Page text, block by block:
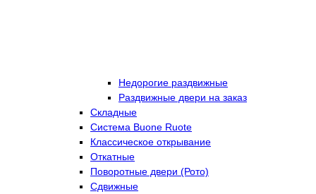
Недорогие раздвижные
Раздвижные двери на заказ
Складные
Cистема Buone Ruote
Классическое открывание
Откатные
Поворотные двери (Рото)
Сдвижные